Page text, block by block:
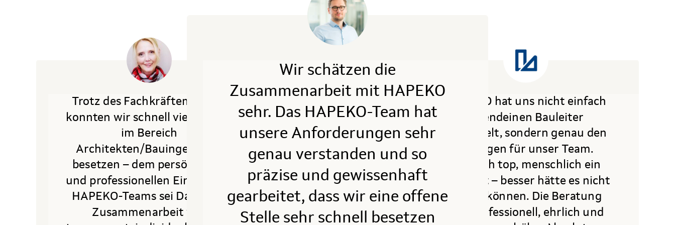
Wir schätzen die
Zusammenarbeit mit HAPEKO
sehr. Das HAPEKO-Team hat
unsere Anforderungen sehr
genau verstanden und so
präzise und gewissenhaft
gearbeitet, dass wir eine offene
Stelle sehr schnell besetzen
HAPEKO hat uns nicht einfach
irgendeinen Bauleiter
vermittelt, sondern genau den
richtigen für unser Team.
Fachlich top, menschlich ein
super Fit – besser hätte es nicht
laufen können. Die Beratung
war professionell, ehrlich und
Trotz des Fachkräftemangels
konnten wir schnell vier Stellen
im Bereich
Architekten/Bauingenieure
besetzen – dem persönlichen
und professionellen Einsatz des
HAPEKO-Teams sei Dank. Die
Zusammenarbeit war